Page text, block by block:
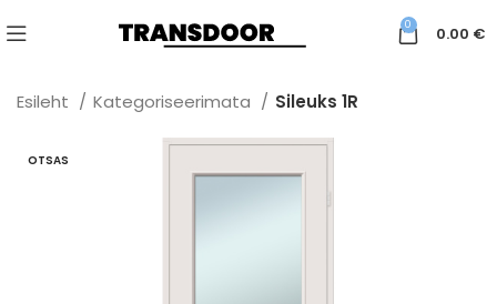
0 0.00 €
Esileht Kategoriseerimata Sileuks 1R
OTSAS